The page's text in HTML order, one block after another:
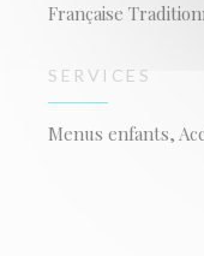
Française
SERVICES
Menus enfants,